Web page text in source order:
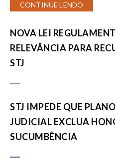
CONTINUE LENDO
NOVA LEI
RELEVÂNCIA PARA
STJ
STJ IMPEDE QUE
JUDICIAL EXCLUA
SUCUMBÊNCIA